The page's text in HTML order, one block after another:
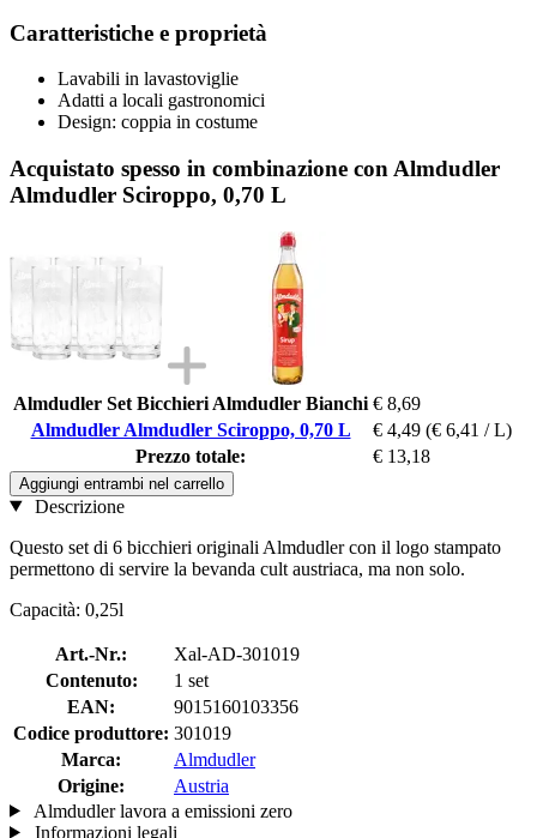
Caratteristiche e proprietà
Lavabili in lavastoviglie
Adatti a locali gastronomici
Design: coppia in costume
Acquistato spesso in combinazione con Almdudler
Almdudler Sciroppo, 0,70 L
Almdudler Set Bicchieri Almdudler Bianchi € 8,69
Almdudler Almdudler Sciroppo, 0,70 L
€ 4,49 (€ 6,41 / L)
Prezzo totale:
€ 13,18
Aggiungi entrambi nel carrello
Descrizione
Questo set di 6 bicchieri originali Almdudler con il logo stampato
permettono di servire la bevanda cult austriaca, ma non solo.
Capacità: 0,25l
Art.-Nr.:
Xal-AD-301019
Contenuto:
1 set
EAN:
9015160103356
Codice produttore: 301019
Marca:
Almdudler
Origine:
Austria
Almdudler lavora a emissioni zero
Informazioni legali